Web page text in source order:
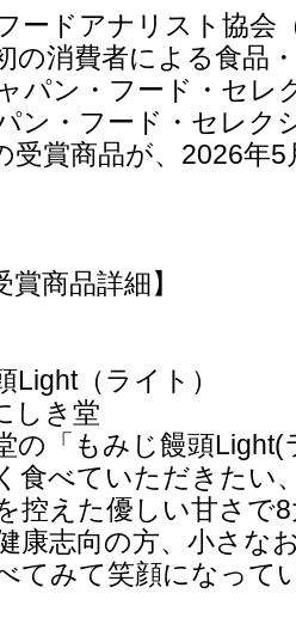
ードアナリスト協会
の消費者による食品
パン・フード・セレ
ン・フード・セレク
受賞商品が、2026年
商品詳細】
（ライト）
しき堂
の「もみじ饅頭
食べていただきたい
控えた優しい甘さで
康志向の方、小さな
てみて笑顔になって